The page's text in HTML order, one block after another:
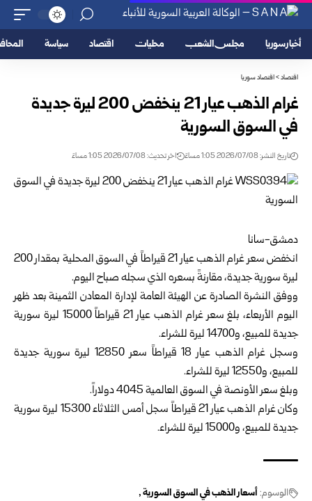
أخبار سوريا مجلس الشعب محليات اقتصاد سياسة
اقتصاد>اقتصاد سوريا
غرام الذهب عيار 21 ينخفض 200 ليرة جديدة
في السوق السورية‎
تاريخ النشر: 2026/07/08 1:05 مساءً اخر تحديث: 2026/07/08 1:05 مساءً
دمشق-سانا
انخفض سعر غرام الذهب عيار 21 قيراطاً في السوق المحلية بمقدار 200
ليرة سورية جديدة، ‏مقارنةً بسعره الذي سجله صباح اليوم.
ووفق النشرة الصادرة عن الهيئة العامة لإدارة المعادن الثمينةبعد ظهر
اليوم الأربعاء، بلغ ‏سعر غرام الذهب عيار 21 قيراطاً ‌‏‌‏15000 ليرة سورية
جديدة للمبيع، و14700 ليرة ‏للشراء.
وسجل غرام الذهب عيار 18 قيراطاً سعر 12850 ليرة سورية جديدة
للمبيع، و12550 ‏ليرة للشراء.
وبلغ سعر الأونصة في السوق العالمية 4045 دولاراً.
وكان غرام الذهب عيار 21 قيراطاً سجل أمس الثلاثاء ‌‏‌‏15300 ليرة سورية
جديدة للمبيع، و15000 ليرة ‏للشراء.
الوسوم: أسعار الذهب في السوق السورية‎ ‎